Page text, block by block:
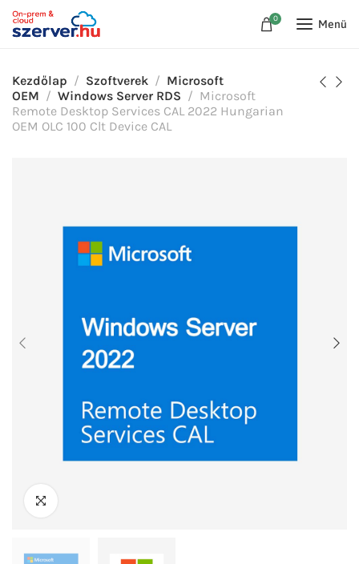
0 Menü
Kezdőlap Szoftverek
Microsoft
OEM
Windows Server RDS
Microsoft
Remote Desktop Services CAL 2022 Hungarian
OEM OLC 100 Clt Device CAL